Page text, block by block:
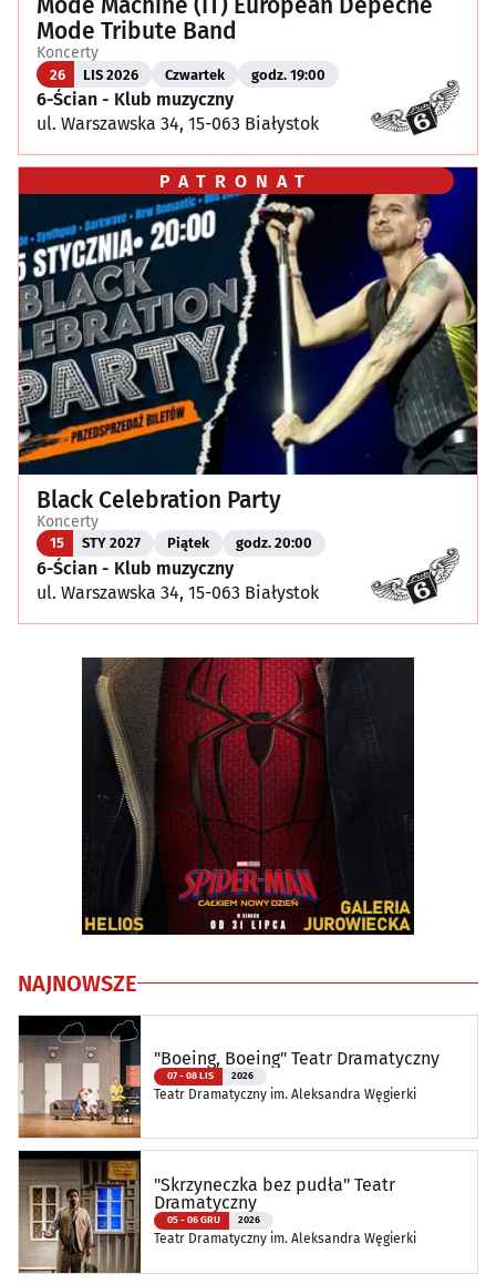
Mode Tribute Band
Koncerty
26 LIS 2026 Czwartek godz. 19:00
6-Ścian - Klub muzyczny
ul. Warszawska 34, 15-063 Białystok
PATRONAT
Black Celebration Party
Koncerty
15 STY 2027 Piątek godz. 20:00
6-Ścian - Klub muzyczny
ul. Warszawska 34, 15-063 Białystok
NAJNOWSZE
"Boeing, Boeing" Teatr Dramatyczny
07 - 08 LIS 2026
Teatr Dramatyczny im. Aleksandra Węgierki
"Skrzyneczka bez pudła" Teatr
Dramatyczny
05 - 06 GRU 2026
Teatr Dramatyczny im. Aleksandra Węgierki